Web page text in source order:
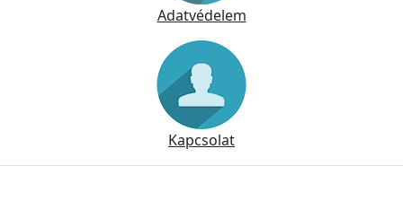
Adatvédelem
Kapcsolat